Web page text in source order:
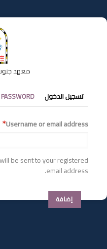
إلى
المحتوى
معهد
التبويبات
الأساسية
تسجيل الدخول
Username or email address
be sent to your registered
email address.